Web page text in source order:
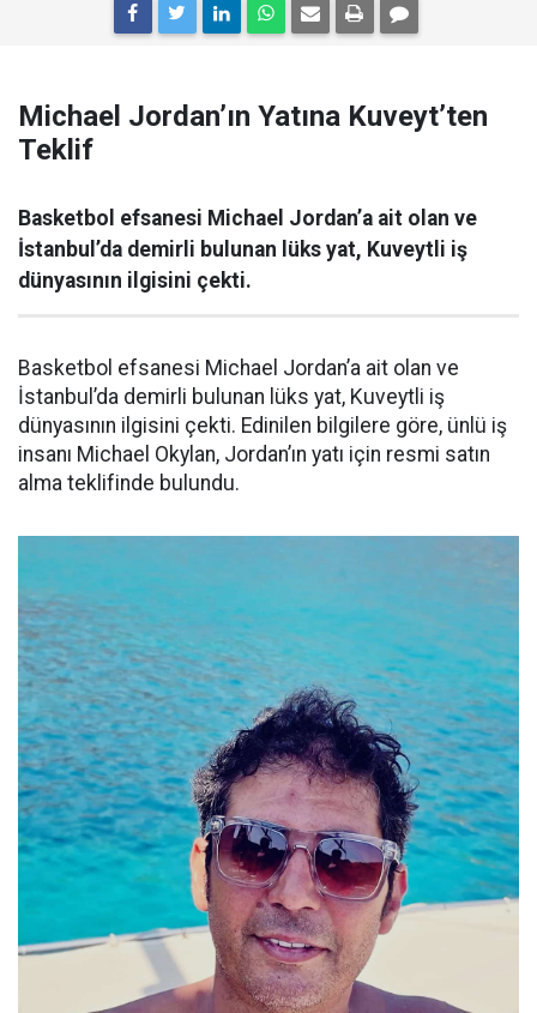
Michael Jordan’ın Yatına Kuveyt’ten
Teklif
Basketbol efsanesi Michael Jordan’a ait olan ve
İstanbul’da demirli bulunan lüks yat, Kuveytli iş
dünyasının ilgisini çekti.
Basketbol efsanesi Michael Jordan’a ait olan ve
İstanbul’da demirli bulunan lüks yat, Kuveytli iş
dünyasının ilgisini çekti. Edinilen bilgilere göre, ünlü iş
insanı Michael Okylan, Jordan’ın yatı için resmi satın
alma teklifinde bulundu.